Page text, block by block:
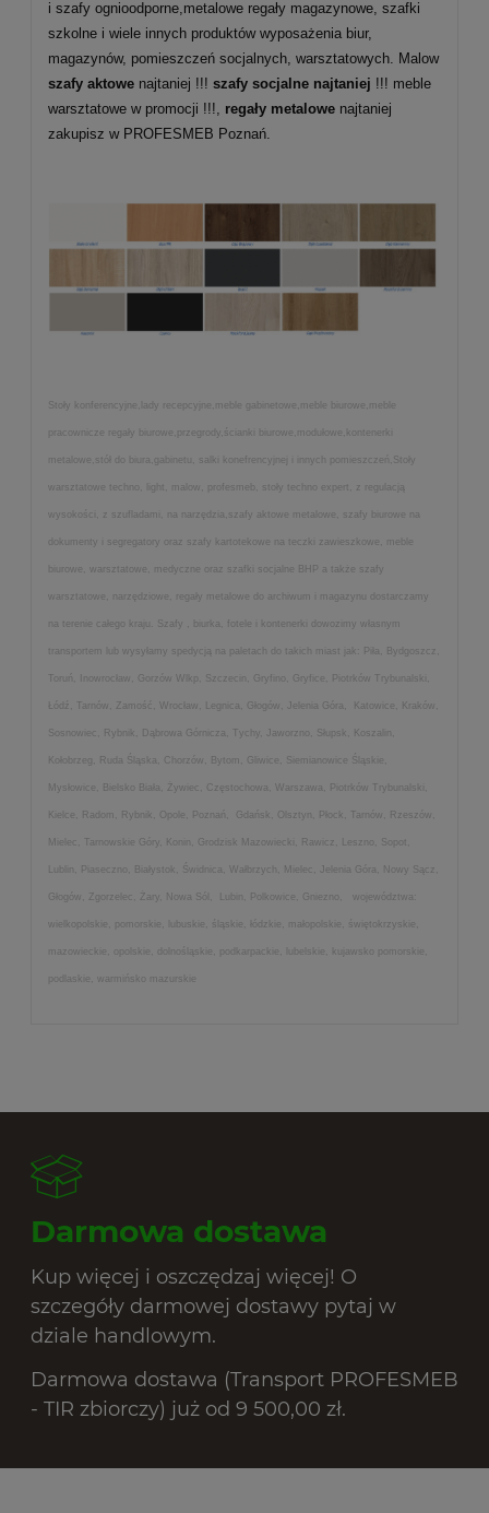
i szafy ognioodporne,metalowe regały magazynowe, szafki
szkolne i wiele innych produktów wyposażenia biur,
magazynów, pomieszczeń socjalnych, warsztatowych. Malow
szafy aktowe najtaniej !!! szafy socjalne najtaniej !!! meble
warsztatowe w promocji !!!, regały metalowe najtaniej
zakupisz w PROFESMEB Poznań.
Stoły konferencyjne,lady recepcyjne,meble gabinetowe,meble biurowe,meble
pracownicze regały biurowe,przegrody,ścianki biurowe,modułowe,kontenerki
metalowe,stół do biura,gabinetu, salki konefrencyjnej i innych pomieszczeń,Stoły
warsztatowe techno, light, malow, profesmeb, stoły techno expert, z regulacją
wysokości, z szufladami, na narzędzia,szafy aktowe metalowe, szafy biurowe na
dokumenty i segregatory oraz szafy kartotekowe na teczki zawieszkowe, meble
biurowe, warsztatowe, medyczne oraz szafki socjalne BHP a także szafy
warsztatowe, narzędziowe, regały metalowe do archiwum i magazynu dostarczamy
na terenie całego kraju. Szafy , biurka, fotele i kontenerki dowozimy własnym
transportem lub wysyłamy spedycją na paletach do takich miast jak: Piła, Bydgoszcz,
Toruń, Inowrocław, Gorzów Wlkp, Szczecin, Gryfino, Gryfice, Piotrków Trybunalski,
Łódź, Tarnów, Zamość, Wrocław, Legnica, Głogów, Jelenia Góra, Katowice, Kraków,
Sosnowiec, Rybnik, Dąbrowa Górnicza, Tychy, Jaworzno, Słupsk, Koszalin,
Kołobrzeg, Ruda Śląska, Chorzów, Bytom, Gliwice, Siemianowice Śląskie,
Mysłowice, Bielsko Biała, Żywiec, Częstochowa, Warszawa, Piotrków Trybunalski,
Kielce, Radom, Rybnik, Opole, Poznań, Gdańsk, Olsztyn, Płock, Tarnów, Rzeszów,
Mielec, Tarnowskie Góry, Konin, Grodzisk Mazowiecki, Rawicz, Leszno, Sopot,
Lublin, Piaseczno, Białystok, Świdnica, Wałbrzych, Mielec, Jelenia Góra, Nowy Sącz,
Głogów, Zgorzelec, Żary, Nowa Sól, Lubin, Polkowice, Gniezno, województwa:
wielkopolskie, pomorskie, lubuskie, śląskie, łódzkie, małopolskie, świętokrzyskie,
mazowieckie, opolskie, dolnośląskie, podkarpackie, lubelskie, kujawsko pomorskie,
podlaskie, warmińsko mazurskie
Darmowa dostawa
Kup więcej i oszczędzaj więcej! O
szczegóły darmowej dostawy pytaj w
dziale handlowym.
Darmowa dostawa (Transport PROFESMEB
- TIR zbiorczy) już od 9 500,00 zł.